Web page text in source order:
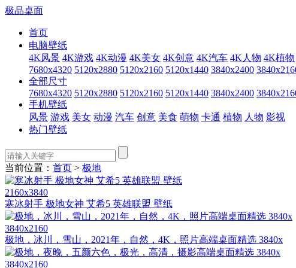
极品桌面
首页
电脑壁纸
4K风景 4K游戏 4K动漫 4K美女 4K创意 4K汽车 4K人物 4K植物
7680x4320 5120x2880 5120x2160 5120x1440 3840x2400
全部尺寸
7680x4320 5120x2880 5120x2160 5120x1440 3840x2400
手机壁纸
风景 游戏 美女 动漫 汽车 创意 美食 萌物 卡通 植物 人物 影视
热门壁纸
当前位置： 首页 > 极地
2160x3840
寒冰射手 极地女神 艾希5 英雄联盟 壁纸
3840x2160
极地，冰川，雪山，2021年，自然，4K，照片高端桌面精选 3840x
3840x2160